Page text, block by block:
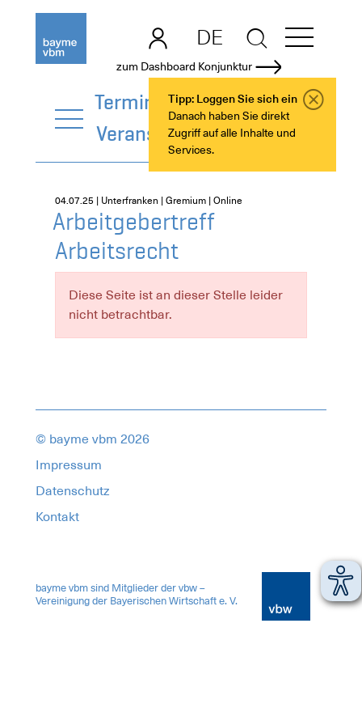
zum Dashboard Konjunktur
Tipp: Loggen Sie sich ein
Danach haben Sie direkt
Zugriff auf alle Inhalte und
Services.
DE
EN
Termine +
Veranstaltungen
04.07.25 | Unterfranken | Gremium | Online
Arbeitgebertreff
Arbeitsrecht
Diese Seite ist an dieser Stelle leider
nicht betrachtbar.
© bayme vbm 2026
Impressum
Datenschutz
Kontakt
bayme vbm sind Mitglieder der vbw –
Vereinigung der Bayerischen Wirtschaft e. V.